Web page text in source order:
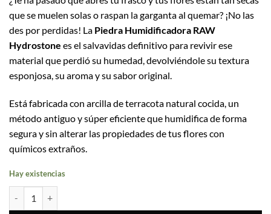
que se muelen solas o raspan la garganta al quemar? ¡No las
des por perdidas! La Piedra Humidificadora RAW
Hydrostone es el salvavidas definitivo para revivir ese
material que perdió su humedad, devolviéndole su textura
esponjosa, su aroma y su sabor original.
Está fabricada con arcilla de terracota natural cocida, un
método antiguo y súper eficiente que humidifica de forma
segura y sin alterar las propiedades de tus flores con
químicos extraños.
Hay existencias